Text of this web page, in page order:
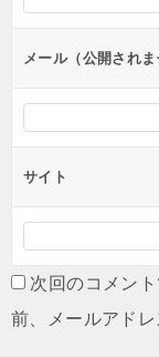
ンメール（公開されま
サイト
次回のコメン
前、メールアドレ